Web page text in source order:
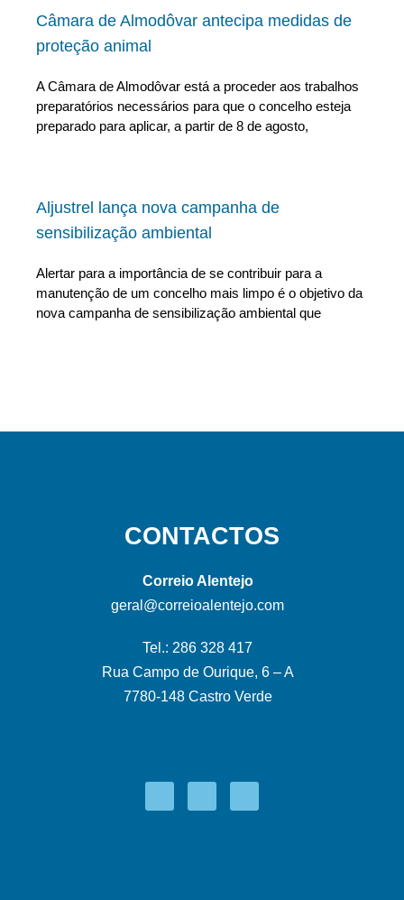
Câmara de Almodôvar antecipa medidas de
proteção animal
A Câmara de Almodôvar está a proceder aos trabalhos
preparatórios necessários para que o concelho esteja
preparado para aplicar, a partir de 8 de agosto,
Aljustrel lança nova campanha de
sensibilização ambiental
Alertar para a importância de se contribuir para a
manutenção de um concelho mais limpo é o objetivo da
nova campanha de sensibilização ambiental que
CONTACTOS
Correio Alentejo
geral@correioalentejo.com
Tel.: 286 328 417
Rua Campo de Ourique, 6 – A
7780-148 Castro Verde